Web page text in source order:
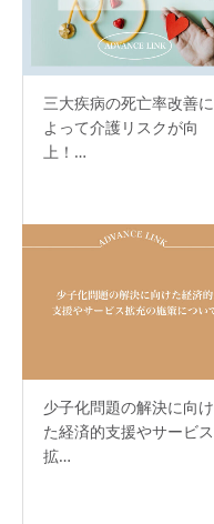
三大疾病の死亡率改善に
よって介護リスクが向
上！…
少子化問題の解決に向け
た経済的支援やサービス
拡…